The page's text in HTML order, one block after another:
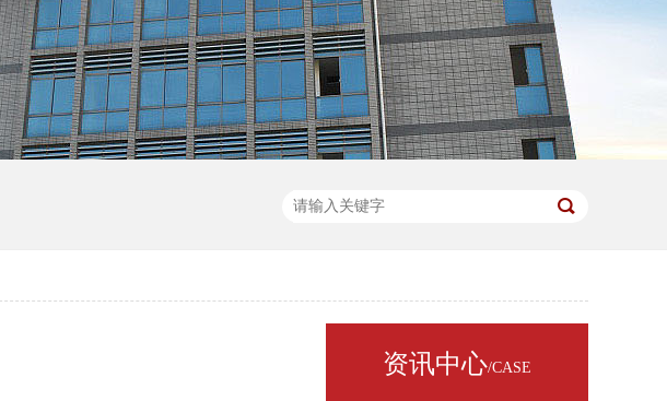
资讯中心/CASE